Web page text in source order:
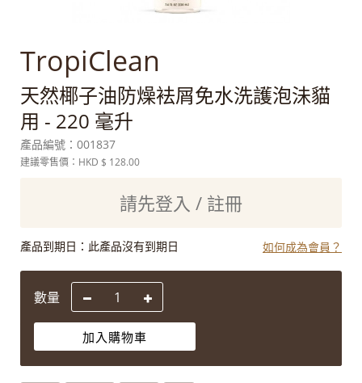
TropiClean
天然椰子油防燥袪屑免水洗護泡沬貓
用 - 220 毫升
產品編號： 001837
建議零售價：HKD $ 128.00
請先登入 / 註冊
產品到期日： 此產品沒有到期日 如何成為會員？
數量
加入購物車